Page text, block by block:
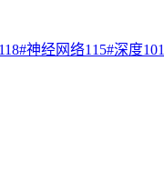
118#神经网络115#深度101